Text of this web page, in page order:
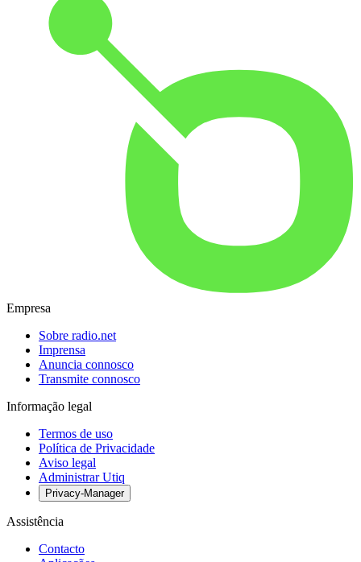
Empresa
Sobre radio.net
Imprensa
Anuncia connosco
Transmite connosco
Informação legal
Termos de uso
Política de Privacidade
Aviso legal
Administrar Utiq
Privacy-Manager
Assistência
Contacto